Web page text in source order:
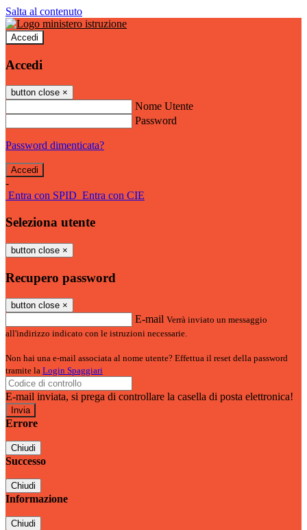
Salta al contenuto
Accedi
Accedi
button close ×
Nome Utente
Password
Password dimenticata?
-
Entra con SPID Entra con CIE
Seleziona utente
button close ×
Recupero password
button close ×
E-mail Verrà inviato un messaggio
all'indirizzo indicato con le istruzioni necessarie.
Non hai una e-mail associata al nome utente? Effettua il reset della password
tramite la Login Spaggiari
E-mail inviata, si prega di controllare la casella di posta elettronica!
Errore
Chiudi
Successo
Chiudi
Informazione
Chiudi